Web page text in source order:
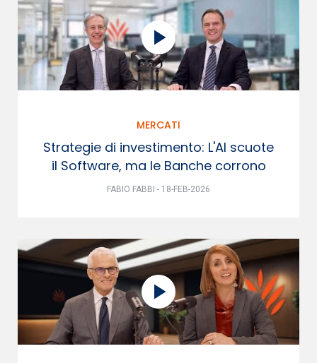
MERCATI
Strategie di investimento: L'AI scuote
il Software, ma le Banche corrono
FABIO FABBI - 18-FEB-2026